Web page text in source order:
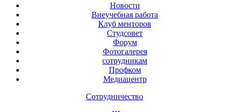
Новости
Внеучебная работа
Клуб менторов
Студсовет
Форум
Фотогалерея
сотрудникам
Профком
Медиацентр
Сотрудничество